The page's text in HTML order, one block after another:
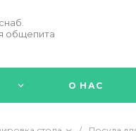
общепита
О НАС